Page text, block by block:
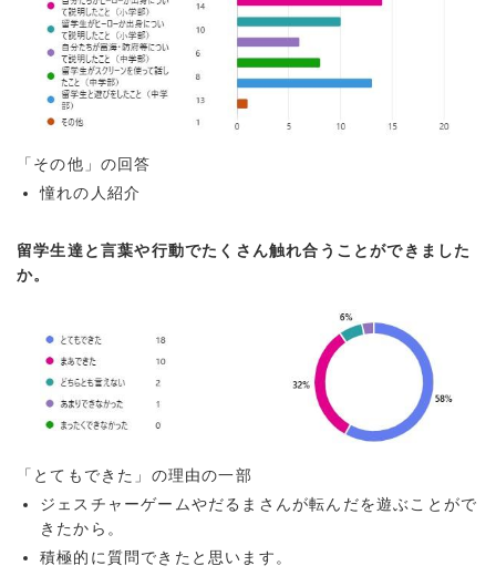
「その他」の回答
憧れの人紹介
留学生達と言葉や行動でたくさん触れ合うことができました
か。
「とてもできた」の理由の一部
ジェスチャーゲームやだるまさんが転んだを遊ぶことがで
きたから。
積極的に質問できたと思います。